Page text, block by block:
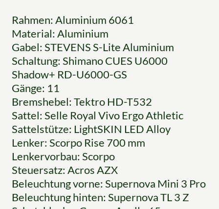
Rahmen: Aluminium 6061
Material: Aluminium
Gabel: STEVENS S-Lite Aluminium
Schaltung: Shimano CUES U6000
Shadow+ RD-U6000-GS
Gänge: 11
Bremshebel: Tektro HD-T532
Sattel: Selle Royal Vivo Ergo Athletic
Sattelstütze: LightSKIN LED Alloy
Lenker: Scorpo Rise 700 mm
Lenkervorbau: Scorpo
Steuersatz: Acros AZX
Beleuchtung vorne: Supernova Mini 3 Pro
Beleuchtung hinten: Supernova TL 3 Z